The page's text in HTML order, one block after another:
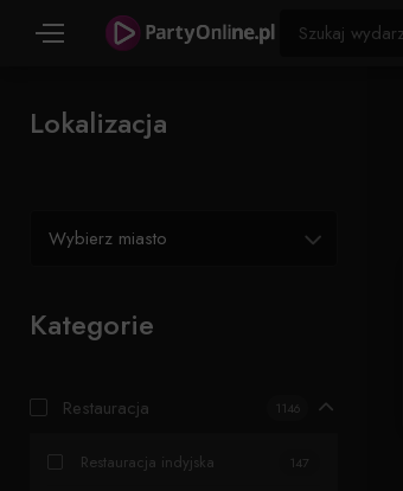
Lokalizacja
Wybierz miasto
Kategorie
Restauracja 1146
Restauracja indyjska 147